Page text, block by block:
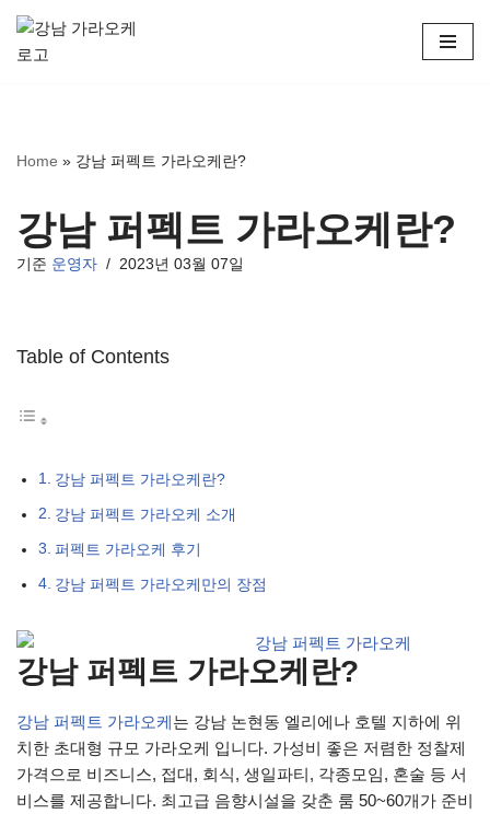
콘
건
뛰
기
Home » 강남 퍼펙트 가라오케란?
강남 퍼펙트 가라오케란?
기준 운영자 2023년 03월 07일
Table of Contents
강남 퍼펙트 가라오케란?
강남 퍼펙트 가라오케 소개
퍼펙트 가라오케 후기
강남 퍼펙트 가라오케만의 장점
강남 퍼펙트 가라오케란?
강남 퍼펙트 가라오케는 강남 논현동 엘리에나 호텔 지하에 위
치한 초대형 규모 가라오케 입니다. 가성비 좋은 저렴한 정찰제
가격으로 비즈니스, 접대, 회식, 생일파티, 각종모임, 혼술 등 서
비스를 제공합니다. 최고급 음향시설을 갖춘 룸 50~60개가 준비